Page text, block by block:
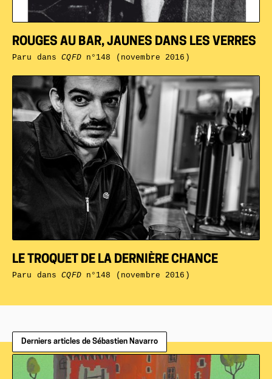
LE TROQUET DE LA DERNIÈRE CHANCE
Paru dansCQFDn°148 (novembre 2016)
ROUGES AU BAR, JAUNES DANS LES VERRES
Paru dansCQFDn°148 (novembre 2016)
Derniers articles de Sébastien Navarro